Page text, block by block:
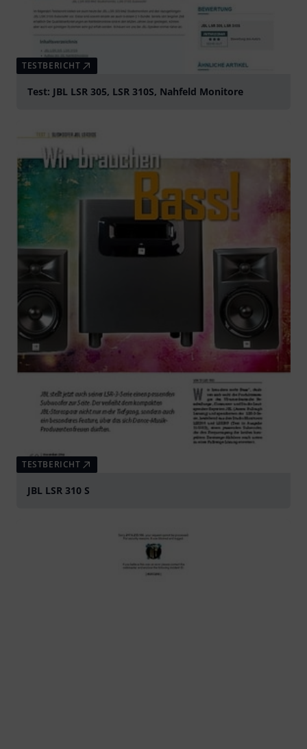
TESTBERICHT
Test: JBL LSR 305, LSR 310S, Nahfeld Monitore
TESTBERICHT
JBL LSR 310 S